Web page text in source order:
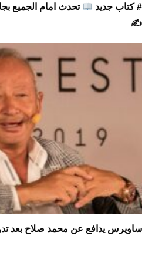
# كتاب جديد
تحدث امام الجميع
✍
ساويرس يدافع عن محمد صلاح بعد